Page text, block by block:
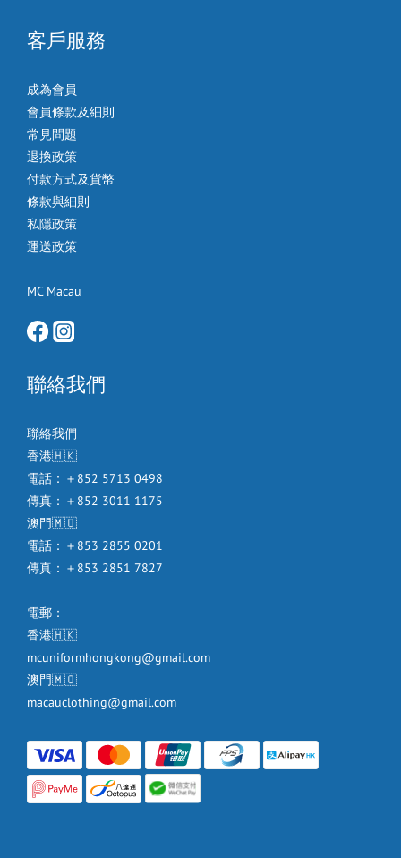
客戶服務
成為會員
會員條款及細則
常見問題
退換政策
付款方式及貨幣
條款與細則
私隱政策
運送政策
MC Macau
聯絡我們
聯絡我們
香港🇭🇰
電話：＋852 5713 0498
傳真：＋852 3011 1175
澳門🇲🇴
電話：＋853 2855 0201
傳真：＋853 2851 7827
電郵：
香港🇭🇰
mcuniformhongkong@gmail.com
澳門🇲🇴
macauclothing@gmail.com